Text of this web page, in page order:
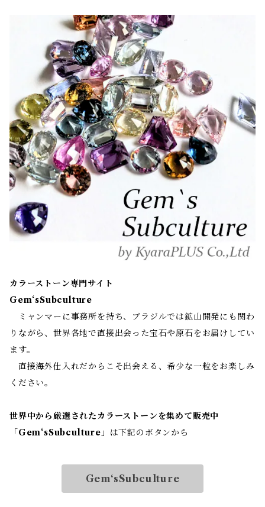
カラーストーン専門サイト
Gem‘sSubculture
ミャンマーに事務所を持ち、ブラジルでは鉱山開発にも関わ
りながら、世界各地で直接出会った宝石や原石をお届けしてい
ます。
直接海外仕入れだからこそ出会える、希少な一粒をお楽しみ
ください。
世界中から厳選されたカラーストーンを集めて販売中
「 Gem‘sSubculture 」は下記のボタンから
Gem‘sSubculture